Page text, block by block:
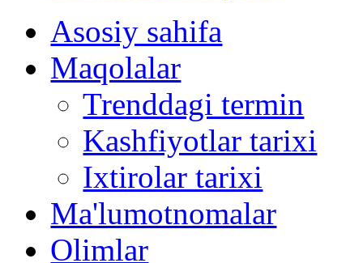
Asosiy sahifa
Maqolalar
Trenddagi termin
Kashfiyotlar tarixi
Ixtirolar tarixi
Ma'lumotnomalar
Olimlar